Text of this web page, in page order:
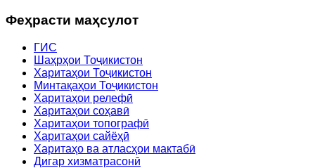
Феҳрасти маҳсулот
ГИС
Шаҳрҳои Тоҷикистон
Харитаҳои Тоҷикистон
Минтақаҳои Тоҷикистон
Харитаҳои релефӣ
Харитаҳои соҳавӣ
Харитаҳои топографӣ
Харитаҳои сайёҳӣ
Харитаҳо ва атласҳои мактабӣ
Дигар хизматрасонӣ